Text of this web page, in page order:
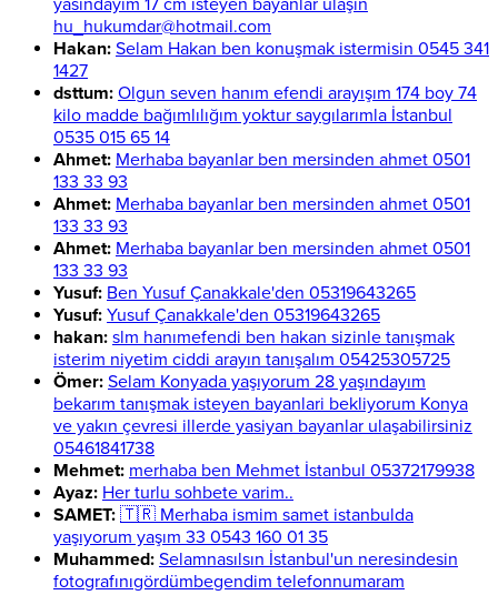
yasindayim 17 cm isteyen bayanlar ulaşın
hu_hukumdar@hotmail.com
Hakan: Selam Hakan ben konuşmak istermisin 0545 341
1427
dsttum: Olgun seven hanım efendi arayışım 174 boy 74
kilo madde bağımlılığım yoktur saygılarımla İstanbul
0535 015 65 14
Ahmet: Merhaba bayanlar ben mersinden ahmet 0501
133 33 93
Ahmet: Merhaba bayanlar ben mersinden ahmet 0501
133 33 93
Ahmet: Merhaba bayanlar ben mersinden ahmet 0501
133 33 93
Yusuf: Ben Yusuf Çanakkale'den 05319643265
Yusuf: Yusuf Çanakkale'den 05319643265
hakan: slm hanımefendi ben hakan sizinle tanışmak
isterim niyetim ciddi arayın tanışalım 05425305725
Ömer: Selam Konyada yaşıyorum 28 yaşındayım
bekarım tanışmak isteyen bayanlari bekliyorum Konya
ve yakın çevresi illerde yasiyan bayanlar ulaşabilirsiniz
05461841738
Mehmet: merhaba ben Mehmet İstanbul 05372179938
Ayaz: Her turlu sohbete varim..
SAMET: 🇹🇷 Merhaba ismim samet istanbulda
yaşıyorum yaşım 33 0543 160 01 35
Muhammed: Selamnasılsın İstanbul'un neresindesin
fotografınıgördümbegendim telefonnumaram